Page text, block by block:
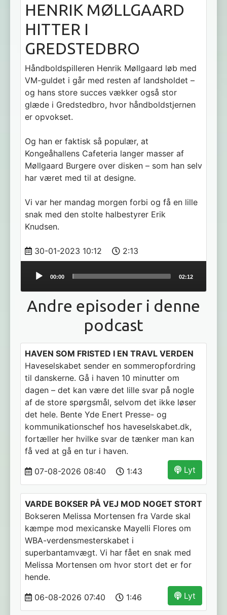
HENRIK MØLLGAARD
HITTER I
GREDSTEDBRO
Håndboldspilleren Henrik Møllgaard løb med
VM-guldet i går med resten af landsholdet –
og hans store succes vækker også stor
glæde i Gredstedbro, hvor håndboldstjernen
er opvokset.
Og han er faktisk så populær, at
Kongeåhallens Cafeteria langer masser af
Møllgaard Burgere over disken – som han selv
har været med til at designe.
Vi var her mandag morgen forbi og få en lille
snak med den stolte halbestyrer Erik
Knudsen.
30-01-2023 10:12 2:13
Audio
00:00 02:12
Andre episoder i denne
podcast
HAVEN SOM FRISTED I EN TRAVL VERDEN
Haveselskabet sender en sommeropfordring
til danskerne. Gå i haven 10 minutter om
dagen – det kan være det lille svar på nogle
af de store spørgsmål, selvom det ikke løser
det hele. Bente Yde Enert Presse- og
kommunikationschef hos haveselskabet.dk,
fortæller her hvilke svar de tænker man kan
få ved at gå en tur i haven.
Lyt
07-08-2026 08:40 1:43
VARDE BOKSER PÅ VEJ MOD NOGET STORT
Bokseren Melissa Mortensen fra Varde skal
kæmpe mod mexicanske Mayelli Flores om
WBA-verdensmesterskabet i
superbantamvægt. Vi har fået en snak med
Melissa Mortensen om hvor stort det er for
hende.
Lyt
06-08-2026 07:40 1:46